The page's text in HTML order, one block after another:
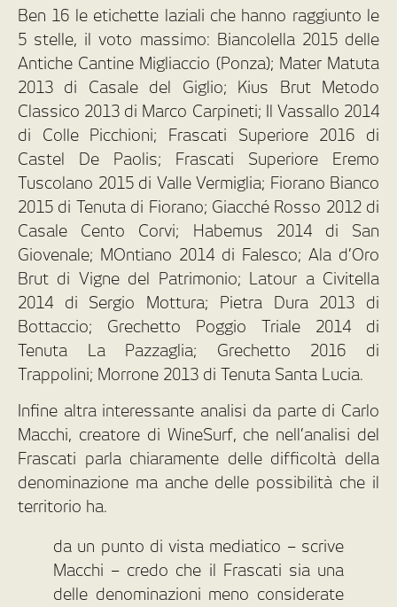
Ben 16 le etichette laziali che hanno raggiunto le
5 stelle, il voto massimo: Biancolella 2015 delle
Antiche Cantine Migliaccio (Ponza); Mater Matuta
2013 di Casale del Giglio; Kius Brut Metodo
Classico 2013 di Marco Carpineti; Il Vassallo 2014
di Colle Picchioni; Frascati Superiore 2016 di
Castel De Paolis; Frascati Superiore Eremo
Tuscolano 2015 di Valle Vermiglia; Fiorano Bianco
2015 di Tenuta di Fiorano; Giacché Rosso 2012 di
Casale Cento Corvi; Habemus 2014 di San
Giovenale; MOntiano 2014 di Falesco; Ala d’Oro
Brut di Vigne del Patrimonio; Latour a Civitella
2014 di Sergio Mottura; Pietra Dura 2013 di
Bottaccio; Grechetto Poggio Triale 2014 di
Tenuta La Pazzaglia; Grechetto 2016 di
Trappolini; Morrone 2013 di Tenuta Santa Lucia.
Infine altra interessante analisi da parte di Carlo
Macchi, creatore di WineSurf, che nell’analisi del
Frascati parla chiaramente delle difficoltà della
denominazione ma anche delle possibilità che il
territorio ha.
da un punto di vista mediatico – scrive
Macchi – credo che il Frascati sia una
delle denominazioni meno considerate